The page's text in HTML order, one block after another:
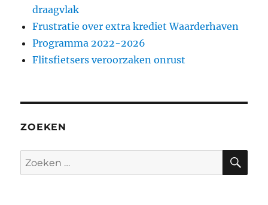
draagvlak
Frustratie over extra krediet Waarderhaven
Programma 2022-2026
Flitsfietsers veroorzaken onrust
ZOEKEN
Zoeken
naar: